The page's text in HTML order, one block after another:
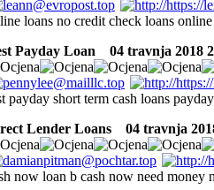
loans no credit check loans
Payday Loan
04 travnja 2018
payday short term cash loans
Lender Loans
04 travnja
now loan b cash now need money